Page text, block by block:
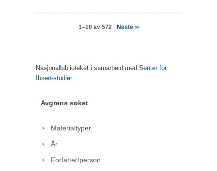
1–10 av 572 Neste >>
Nasjonalbiblioteket i samarbeid med Senter for
Ibsen-studier
Avgrens søket
Materialtyper
År
Forfatter/person